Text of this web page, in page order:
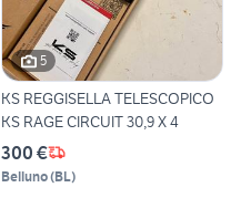
5
KS REGGISELLA TELESCOPICO
KS RAGE CIRCUIT 30,9 X 4
300 €
Belluno(BL)